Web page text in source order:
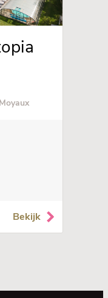
Moyaux
Bekijk